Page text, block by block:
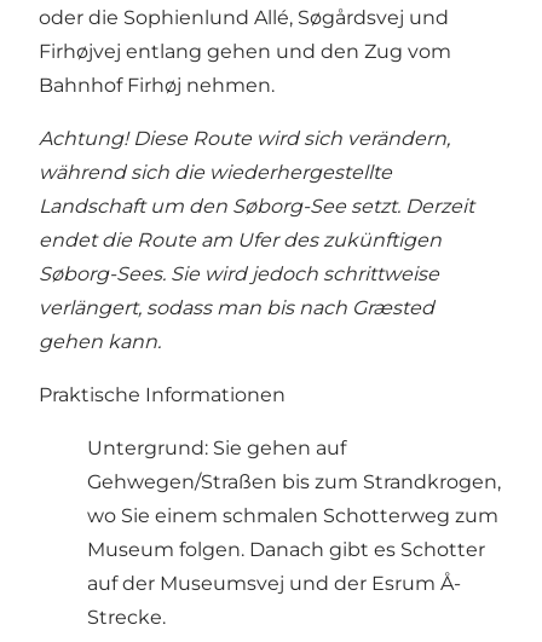
oder die Sophienlund Allé, Søgårdsvej und
Firhøjvej entlang gehen und den Zug vom
Bahnhof Firhøj nehmen.
Achtung! Diese Route wird sich verändern,
während sich die wiederhergestellte
Landschaft um den Søborg-See setzt. Derzeit
endet die Route am Ufer des zukünftigen
Søborg-Sees. Sie wird jedoch schrittweise
verlängert, sodass man bis nach Græsted
gehen kann.
Praktische Informationen
Untergrund: Sie gehen auf
Gehwegen/Straßen bis zum Strandkrogen,
wo Sie einem schmalen Schotterweg zum
Museum folgen. Danach gibt es Schotter
auf der Museumsvej und der Esrum Å-
Strecke.